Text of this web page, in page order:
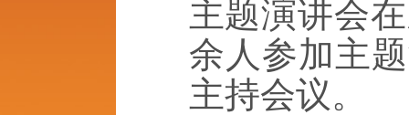
主题演讲会
余人参加主
主持会议。